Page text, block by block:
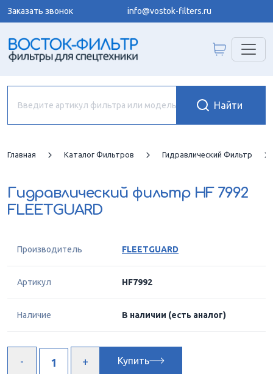
Заказать звонок info@vostok-filters.ru
Главная Каталог Фильтров Гидравлический Фильтр
Гидравлический фильтр HF 7992
FLEETGUARD
Производитель FLEETGUARD
Артикул HF7992
Наличие В наличии (есть аналог)
Купить